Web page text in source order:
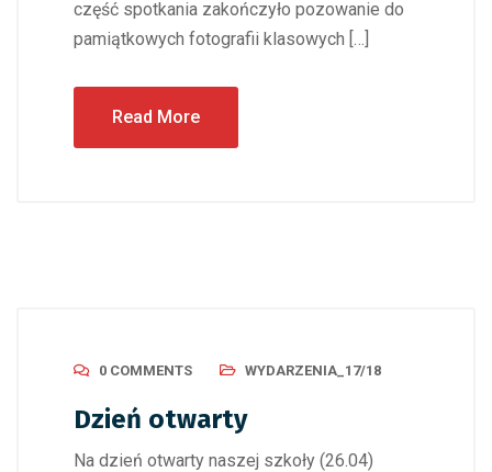
część spotkania zakończyło pozowanie do
pamiątkowych fotografii klasowych […]
Read More
0 COMMENTS WYDARZENIA_17/18
Dzień otwarty
Na dzień otwarty naszej szkoły (26.04)